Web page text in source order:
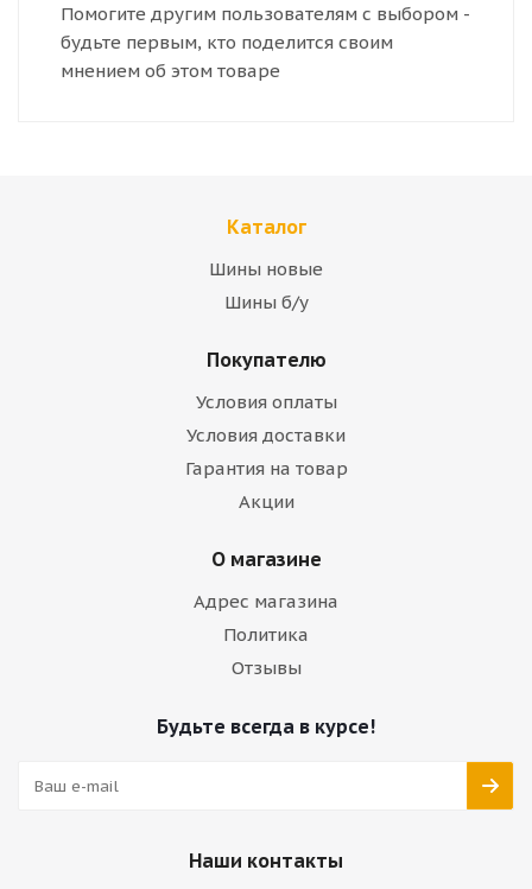
Помогите другим пользователям с выбором -
будьте первым, кто поделится своим
мнением об этом товаре
Каталог
Шины новые
Шины б/у
Покупателю
Условия оплаты
Условия доставки
Гарантия на товар
Акции
О магазине
Адрес магазина
Политика
Отзывы
Будьте всегда в курсе!
Наши контакты